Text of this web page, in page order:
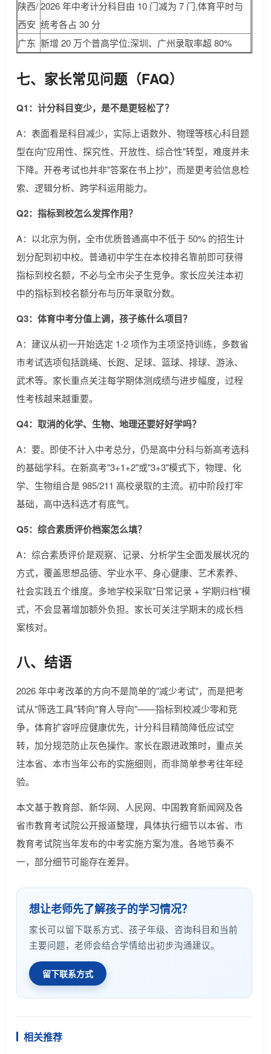
陕西/
西安
2026 年中考计分科目由 10 门减为 7 门,体育平时与
统考各占 30 分
广东 新增 20 万个普高学位;深圳、广州录取率超 80%
七、家长常见问题（FAQ）
Q1：计分科目变少，是不是更轻松了？
A：表面看是科目减少，实际上语数外、物理等核心科目题
型在向"应用性、探究性、开放性、综合性"转型，难度并未
下降。开卷考试也并非"答案在书上抄"，而是更考验信息检
索、逻辑分析、跨学科运用能力。
Q2：指标到校怎么发挥作用？
A：以北京为例，全市优质普通高中不低于 50% 的招生计
划分配到初中校。普通初中学生在本校排名靠前即可获得
指标到校名额，不必与全市尖子生竞争。家长应关注本初
中的指标到校名额分布与历年录取分数。
Q3：体育中考分值上调，孩子练什么项目？
A：建议从初一开始选定 1-2 项作为主项坚持训练，多数省
市考试选项包括跳绳、长跑、足球、篮球、排球、游泳、
武术等。家长重点关注每学期体测成绩与进步幅度，过程
性考核越来越重要。
Q4：取消的化学、生物、地理还要好好学吗？
A：要。即使不计入中考总分，仍是高中分科与新高考选科
的基础学科。在新高考"3+1+2"或"3+3"模式下，物理、化
学、生物组合是 985/211 高校录取的主流。初中阶段打牢
基础，高中选科选才有底气。
Q5：综合素质评价档案怎么填？
A：综合素质评价是观察、记录、分析学生全面发展状况的
方式，覆盖思想品德、学业水平、身心健康、艺术素养、
社会实践五个维度。多地学校采取"日常记录 + 学期归档"模
式，不会显著增加额外负担。家长可关注学期末的成长档
案核对。
八、结语
2026 年中考改革的方向不是简单的"减少考试"，而是把考
试从"筛选工具"转向"育人导向"——指标到校减少零和竞
争，体育扩容呼应健康优先，计分科目精简降低应试空
转，加分规范防止灰色操作。家长在跟进政策时，重点关
注本省、本市当年公布的实施细则，而非简单参考往年经
验。
本文基于教育部、新华网、人民网、中国教育新闻网及各
省市教育考试院公开报道整理，具体执行细节以本省、市
教育考试院当年发布的中考实施方案为准。各地节奏不
一，部分细节可能存在差异。
想让老师先了解孩子的学习情况？
家长可以留下联系方式、孩子年级、咨询科目和当前
主要问题，老师会结合学情给出初步沟通建议。
留下联系方式
相关推荐